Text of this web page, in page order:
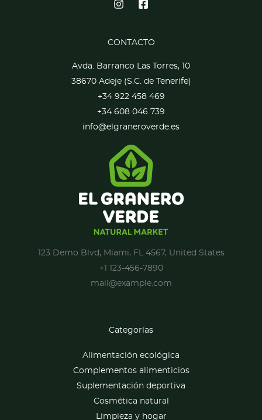
CONTACTO
Avda. Barranco Las Torres, 10
38670 Adeje (S.C. de Tenerife)
+34 922 458 469
+34 608 046 739
info@elgraneroverde.es
123 Demo Blvd, Miami, FL 4567, United States
+1 123-456-7890
mail@example.com
Categorías
Alimentación ecológica
Complementos alimenticios
Suplementación deportiva
Cosmética natural
Limpieza y hogar